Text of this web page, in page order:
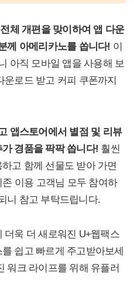
체 개편을 맞이하여 앱 다운
께 아메리카노를 쏩니다! 이
아직 모바일 앱을 사용해 보
운로드 받고 커피 쿠폰까지
앱스토어에서 별점 및 리뷰
경품을 팍팍 쏩니다! 훨씬
고 함께 선물도 받아 가면
이용 고객님 모두 참여하
니 참고 부탁드립니다.
더욱 더 새로워진 U+웹팩스
쉽고 빠르게 주고받아보세
워크 라이프를 위해 유플러